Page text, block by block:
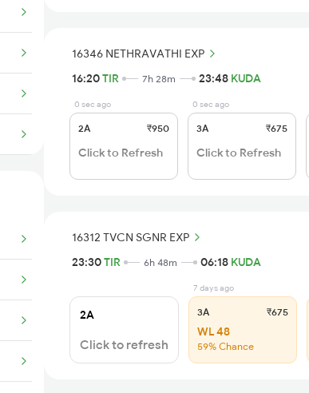
16346 NETHRAVATHI EXP
16:20TIR 7h 28m 23:48 KUDA
0 sec ago
2A ₹950
Click to Refresh
0 sec ago
3A ₹675
Click to Refresh
16312 TVCN SGNR EXP
23:30TIR 6h 48m 06:18 KUDA
2A
Click to refresh
7 days ago
3A ₹675
WL 48
59% Chance